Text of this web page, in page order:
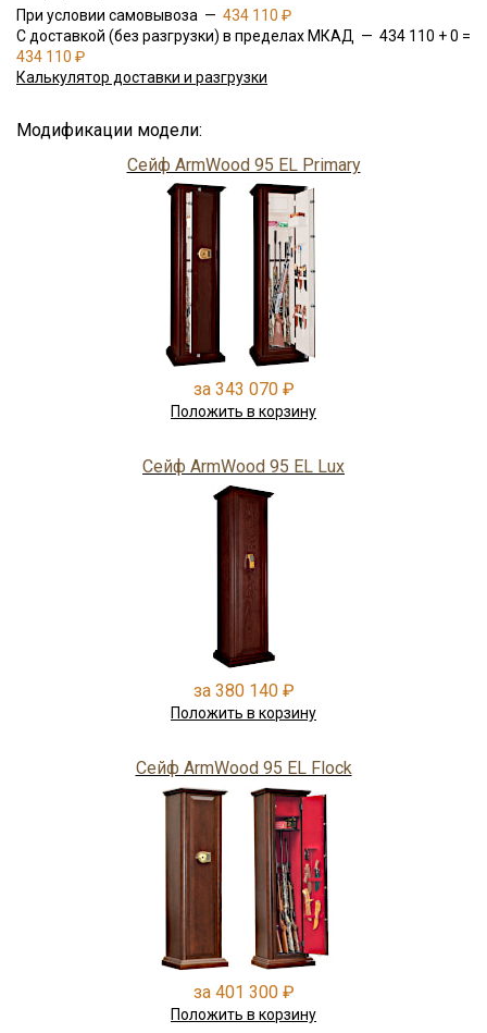
При условии самовывоза — 434 110 ₽
С доставкой (без разгрузки) в пределах МКАД — 434 110 + 0 =
434 110 ₽
Калькулятор доставки и разгрузки
Модификации модели:
Сейф ArmWood 95 EL Primary
за 343 070 ₽
Положить в корзину
Сейф ArmWood 95 EL Lux
за 380 140 ₽
Положить в корзину
Сейф ArmWood 95 EL Flock
за 401 300 ₽
Положить в корзину